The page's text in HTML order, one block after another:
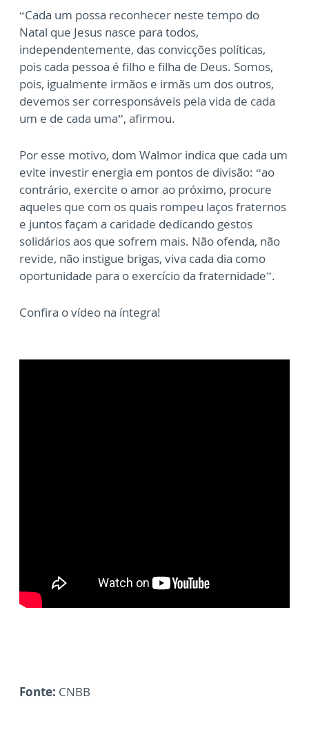
“Cada um possa reconhecer neste tempo do
Natal que Jesus nasce para todos,
independentemente, das convicções políticas,
pois cada pessoa é filho e filha de Deus. Somos,
pois, igualmente irmãos e irmãs um dos outros,
devemos ser corresponsáveis pela vida de cada
um e de cada uma”, afirmou.
Por esse motivo, dom Walmor indica que cada um
evite investir energia em pontos de divisão: “ao
contrário, exercite o amor ao próximo, procure
aqueles que com os quais rompeu laços fraternos
e juntos façam a caridade dedicando gestos
solidários aos que sofrem mais. Não ofenda, não
revide, não instigue brigas, viva cada dia como
oportunidade para o exercício da fraternidade”.
Confira o vídeo na íntegra!
Fonte: CNBB